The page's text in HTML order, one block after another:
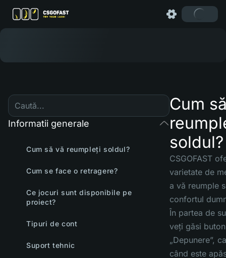
Informatii generale
Cum să vă reumpleți soldul?
Cum se face o retragere?
Ce jocuri sunt disponibile pe
proiect?
Tipuri de cont
Suport tehnic
Cum
soldul?
CSGOFAST
varietate de
a vă reumple
confortul
În partea de
veți găsi
„Depunere”,
când este